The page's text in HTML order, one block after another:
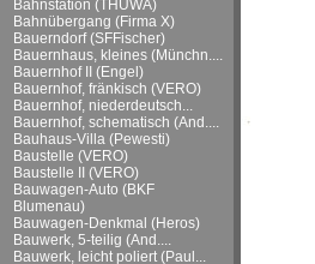
Bahnstation (THUWA)
Bahnübergang (Firma X)
Bauerndorf (SFFischer)
Bauernhaus, kleines (Münchn....
Bauernhof II (Engel)
Bauernhof, fränkisch (VERO)
Bauernhof, niederdeutsch...
Bauernhof, schematisch (And....
Bauhaus-Villa (Pewesti)
Baustelle (VERO)
Baustelle II (VERO)
Bauwagen-Auto (BKF
Blumenau)
Bauwagen-Denkmal (Heros)
Bauwerk, 5-teilig (And....
Bauwerk, leicht poliert (Paul...